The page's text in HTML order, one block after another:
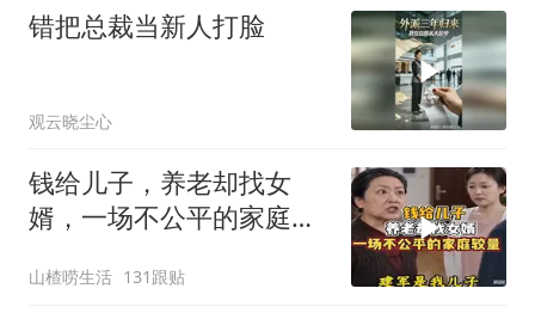
错把总裁当新人打脸
观云晓尘心
钱给儿子，养老却找女
婿，一场不公平的家庭较
山楂唠生活 131跟贴